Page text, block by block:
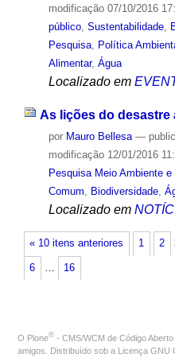
modificação07/10/2016
público, Sustentabilidade,
Pesquisa, Política
Alimentar, Água
Localizado em
As lições do desastre
por Mauro Bellesa —
modificação12/01/2016
Pesquisa Meio Ambiente
Comum, Biodiversidade,
Localizado em
« 10 itens anteriores 1 2
6 … 16
O Plone® - CMS/WCM de Código Aberto
amigos. Distribuído sob a Licença GNU